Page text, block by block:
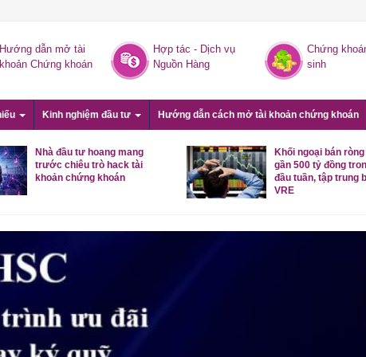
Hướng dẫn mở tài
khoản Chứng khoán
Hợp tác - Dịch vụ
Nguồn Hàng
Chứng
sinh
Kinh nghiệm đầu tư Hướng dẫn cách mở tài khoản chứng khoán
Nhà đầu tư hoang mang
trước chiêu trò hack tài
khoản chứng khoán
Khối ngoại bán
gần 500 tỷ đồng
đầu tuần, tập trung
VRE